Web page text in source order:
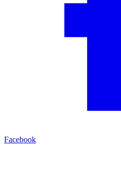
Facebook